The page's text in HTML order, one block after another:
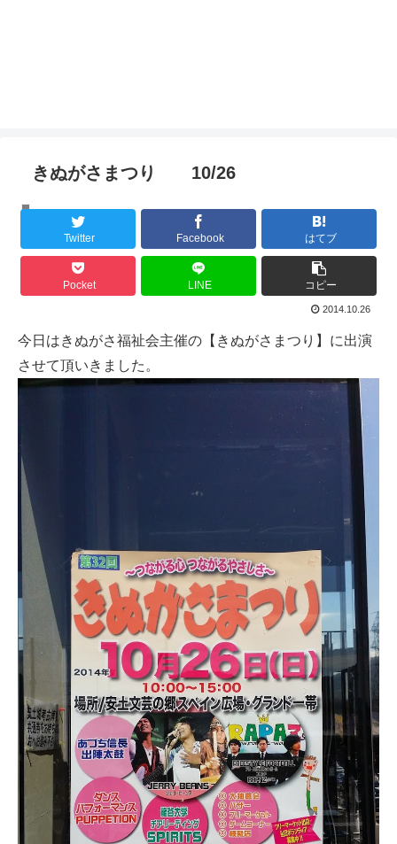
きぬがさまつり 10/26
Twitter Facebook はてブ
Pocket LINE コピー
2014.10.26
今日はきぬがさ福祉会主催の【きぬがさまつり】に出演
させて頂いきました。